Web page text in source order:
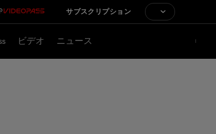
サブスクリプション
ビデオ ニュース